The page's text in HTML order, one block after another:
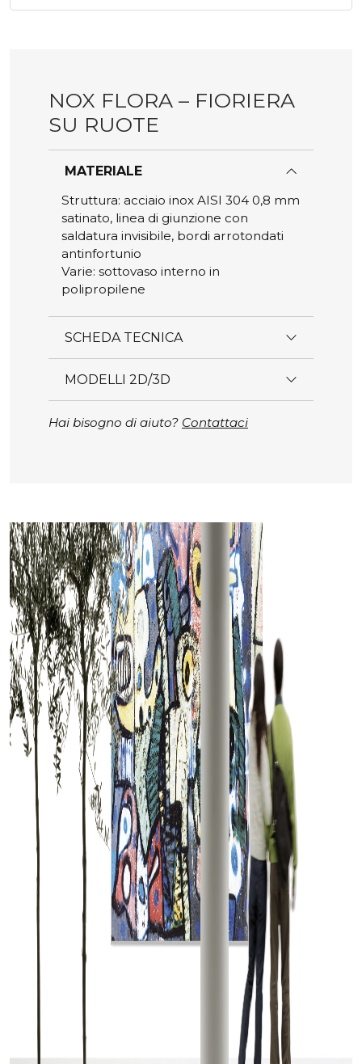
NOX FLORA – FIORIERA
SU RUOTE
MATERIALE
Struttura: acciaio inox AISI 304 0,8 mm
satinato, linea di giunzione con
saldatura invisibile, bordi arrotondati
antinfortunio
Varie: sottovaso interno in
polipropilene
SCHEDA TECNICA
MODELLI 2D/3D
Hai bisogno di aiuto? Contattaci